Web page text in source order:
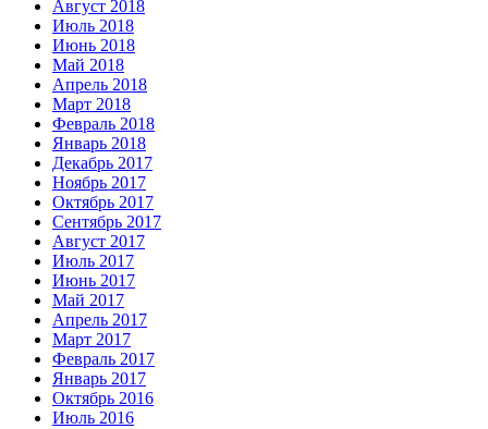
Август 2018
Июль 2018
Июнь 2018
Май 2018
Апрель 2018
Март 2018
Февраль 2018
Январь 2018
Декабрь 2017
Ноябрь 2017
Октябрь 2017
Сентябрь 2017
Август 2017
Июль 2017
Июнь 2017
Май 2017
Апрель 2017
Март 2017
Февраль 2017
Январь 2017
Октябрь 2016
Июль 2016